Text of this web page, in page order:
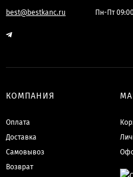
best@bestkanc.ru Пн-Пт
КОМПАНИЯ
Оплата
Доставка
Самовывоз
Возврат